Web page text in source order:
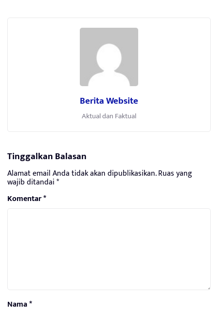
Berita Website
Aktual dan Faktual
Tinggalkan Balasan
Alamat email Anda tidak akan dipublikasikan.Ruas yang
wajib ditandai*
Komentar*
Nama*